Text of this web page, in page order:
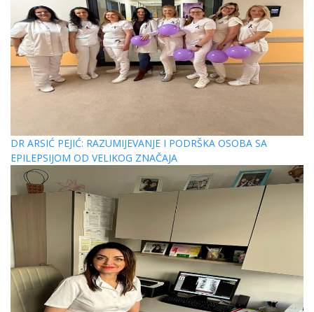
DR ARSIĆ PEJIĆ: RAZUMIJEVANJE I PODRŠKA OSOBA SA
EPILEPSIJOM OD VELIKOG ZNAČAJA